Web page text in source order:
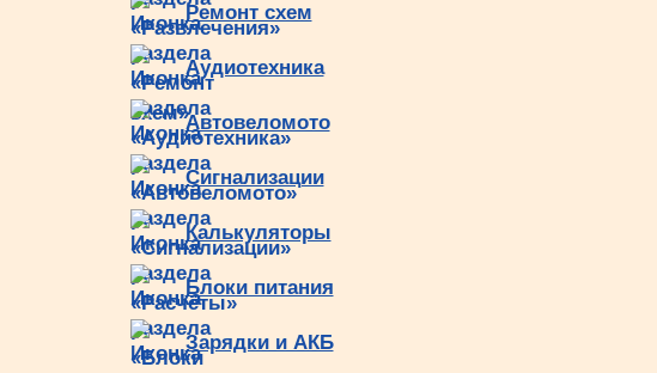
Ремонт схем
Аудиотехника
Автовеломото
Сигнализации
Калькуляторы
Блоки питания
Зарядки и АКБ